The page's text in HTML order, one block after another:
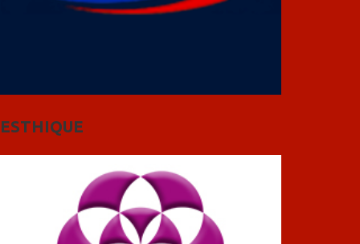
ESTHIQUE